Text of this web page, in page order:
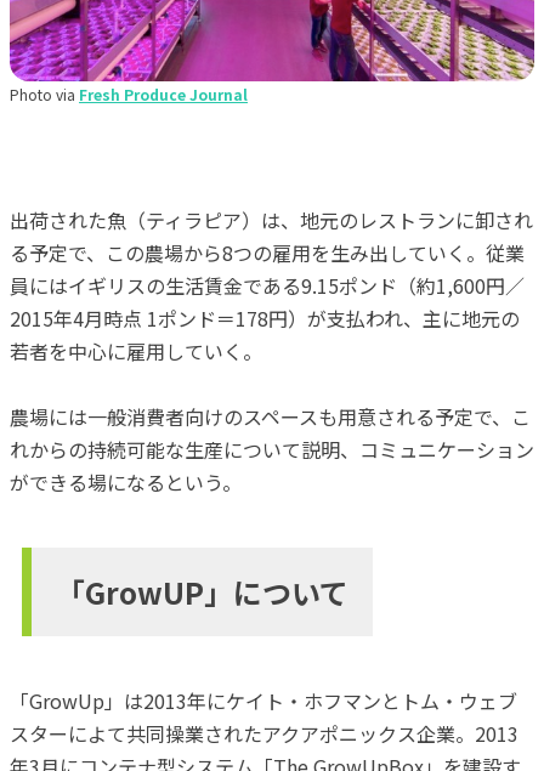
Photo via Fresh Produce Journal
出荷された魚（ティラピア）は、地元のレストランに卸され
る予定で、この農場から8つの雇用を生み出していく。従業
員にはイギリスの生活賃金である9.15ポンド（約1,600円／
2015年4月時点 1ポンド＝178円）が支払われ、主に地元の
若者を中心に雇用していく。
農場には一般消費者向けのスペースも用意される予定で、こ
れからの持続可能な生産について説明、コミュニケーション
ができる場になるという。
「GrowUP」について
「GrowUp」は2013年にケイト・ホフマンとトム・ウェブ
スターによて共同操業されたアクアポニックス企業。2013